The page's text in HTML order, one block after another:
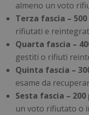
almeno un voto
Terza fascia –
rifiutati e
Quarta fascia –
gestiti o rifiuti
Quinta fascia –
esame da
Sesta fascia –
un voto rifiutato o